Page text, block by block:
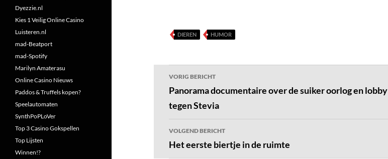
DIEREN HUMOR
Bericht
navigatie
VORIG BERICHT
Panorama documentaire over de suiker oorlog en lobby
tegen Stevia
VOLGEND BERICHT
Het eerste biertje in de ruimte
Dyezzie.nl
Kies 1 Veilig Online Casino
Luisteren.nl
mad-Beatport
mad-Spotify
Marilyn Amaterasu
Online Casino Nieuws
Paddos & Truffels kopen?
Speelautomaten
SynthPoPLoVer
Top 3 Casino Gokspellen
Top Lijsten
Winnen!?